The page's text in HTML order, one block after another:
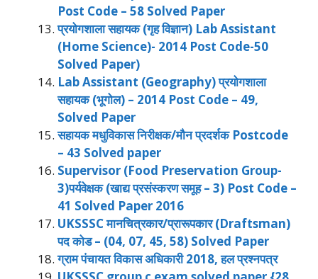
Post Code – 58 Solved Paper
प्रयोगशाला सहायक (गृह विज्ञान) Lab Assistant
(Home Science)- 2014 Post Code-50
Solved Paper)
Lab Assistant (Geography) प्रयोगशाला
सहायक (भूगोल) – 2014 Post Code – 49,
Solved Paper
सहायक मधुविकास निरीक्षक/मौन प्रदर्शक Postcode
– 43 Solved paper
Supervisor (Food Preservation Group-
3)पर्यवेक्षक (खाद्य प्रसंस्करण समूह – 3) Post Code –
41 Solved Paper 2016
UKSSSC मानचित्रकार/प्रारूपकार (Draftsman)
पद कोड – (04, 07, 45, 58) Solved Paper
ग्राम पंचायत विकास अधिकारी 2018, हल प्रश्नपत्र